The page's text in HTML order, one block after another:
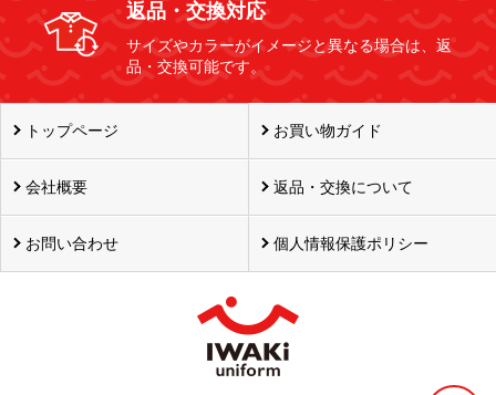
返品・交換対応
サイズやカラーがイメージと異なる場合は、返
品・交換可能です。
トップページ お買い物ガイド
会社概要 返品・交換について
お問い合わせ 個人情報保護ポリシー